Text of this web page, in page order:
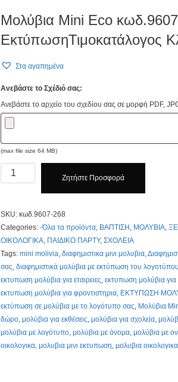
Μολύβια Mini Eco
ΕκτύπωσηΤιμοκατάλογος
Στα αγαπημένα
Ανεβάστε το Σχέδιό σας:
Ανεβάστε το αρχείο του σχεδίου σας σε μορφή PDF,
(max file size 64 MB)
Μολύβια
Mini
Ζητήστε Προσφορά
SKU: κωδ.9607-268
Categories: -Όλα τα προϊόντα, ΒΑΠΤΙΣΗ ΜΟΛΥΒΙΑ,
ΟΙΚΟΛΟΓΙΚΑ, ΠΑΙΔΙΚΟ ΠΑΡΤΥ, ΣΧΟΛΕΙΑ
Tags: mini molivia διαφημιστικα μινι μολυβια,
σας διαφημιστικά μολύβια με εκτύπωση του
εκτυπωση μολύβια για εταιρειες εκτυπωση μολύβια για
εκτυπωση μολύβια για φροντιστηρια, ΕΚΤΥΠΩΣΗ
εκτύπωση σε μολύβια με το λογότυπο σας Μολύβια
δώρο, μολύβια για εκθέσεις μολύβια για σχολεία,
μολύβια με λογότυπο, μολύβια με όνομα, μολύβια με
οικολογικα, μολυβια μινι εκτυπωση μολυβια οικολογικα,